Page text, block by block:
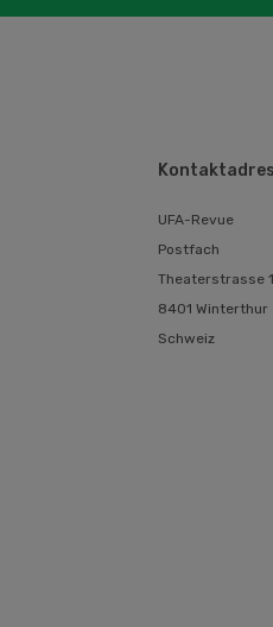
UFA-Revue
Postfach
Theaterstrasse
8401 Winterthur
Schweiz